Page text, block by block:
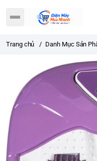
Trang chủ / Danh Mục Sản